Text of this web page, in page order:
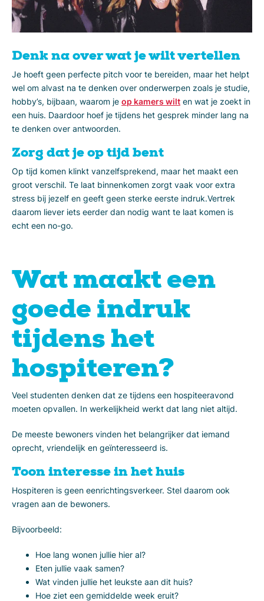
Denk na over wat je wilt vertellen
Je hoeft geen perfecte pitch voor te bereiden, maar het helpt
wel om alvast na te denken over onderwerpen zoals je studie,
hobby’s, bijbaan, waarom je op kamers wilt en wat je zoekt in
een huis. Daardoor hoef je tijdens het gesprek minder lang na
te denken over antwoorden.
Zorg dat je op tijd bent
Op tijd komen klinkt vanzelfsprekend, maar het maakt een
groot verschil. Te laat binnenkomen zorgt vaak voor extra
stress bij jezelf en geeft geen sterke eerste indruk.Vertrek
daarom liever iets eerder dan nodig want te laat komen is
echt een no-go.
Wat maakt een
goede indruk
tijdens het
hospiteren?
Veel studenten denken dat ze tijdens een hospiteeravond
moeten opvallen. In werkelijkheid werkt dat lang niet altijd.
De meeste bewoners vinden het belangrijker dat iemand
oprecht, vriendelijk en geïnteresseerd is.
Toon interesse in het huis
Hospiteren is geen eenrichtingsverkeer. Stel daarom ook
vragen aan de bewoners.
Bijvoorbeeld:
Hoe lang wonen jullie hier al?
Eten jullie vaak samen?
Wat vinden jullie het leukste aan dit huis?
Hoe ziet een gemiddelde week eruit?